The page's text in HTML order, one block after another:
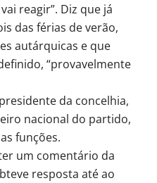
reagir”. Diz que já
das férias de verão,
autárquicas e que
“provavelmente
da concelhia,
nacional do partido,
funções.
um comentário da
resposta até ao